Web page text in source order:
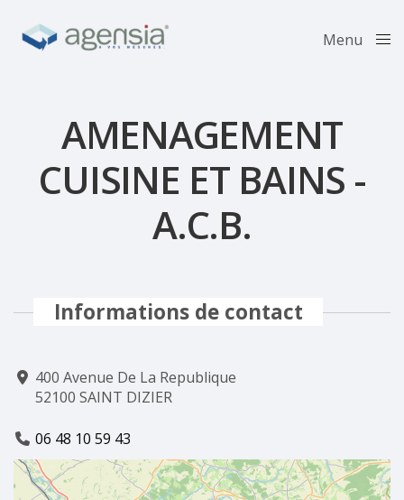
Menu
AMENAGEMENT
CUISINE ET BAINS -
A.C.B.
Informations de contact
400 Avenue De La Republique
52100 SAINT DIZIER
06 48 10 59 43